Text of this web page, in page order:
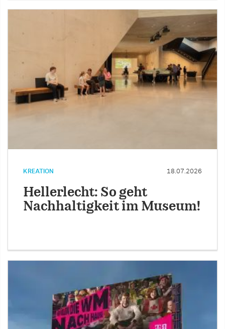
KREATION 18.07.2026
Hellerlecht: So geht
Nachhaltigkeit im Museum!